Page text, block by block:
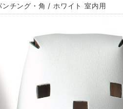
チング・角 / ホワイト 室内用